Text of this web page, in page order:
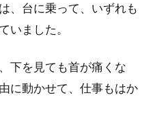
、台に乗って、いずれも
いました。
下を見ても首が痛くな
に動かせて、仕事もはか